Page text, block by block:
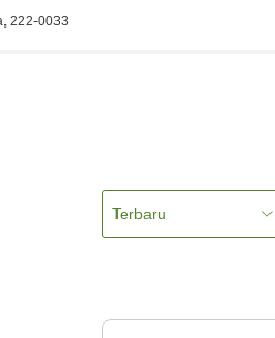
222-0033
Terbaru